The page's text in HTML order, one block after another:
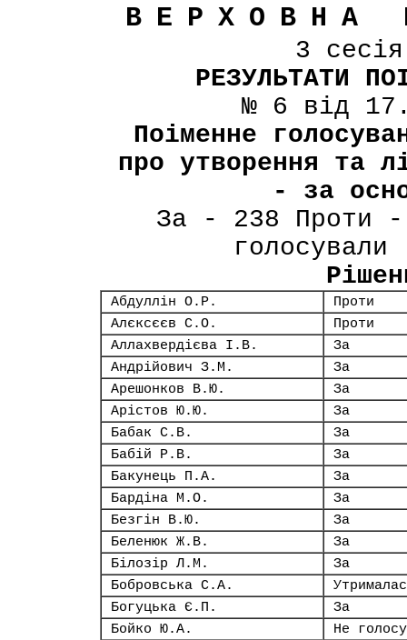
ВЕРХОВНА
3
РЕЗУЛЬТАТИ
№ 6 від
Поіменне
про утворення та
- за
За - 238 Проти
Абдуллін О.Р.
Проти
Алєксєєв С.О.
Проти
Аллахвердієва І.В.
За
Андрійович З.М.
За
Арешонков В.Ю.
За
Арістов Ю.Ю.
За
Бабак С.В.
За
Бабій Р.В.
За
Бакунець П.А.
За
Бардіна М.О.
За
Безгін В.Ю.
За
Беленюк Ж.В.
За
Білозір Л.М.
За
Бобровська С.А.
Богуцька Є.П.
За
Бойко Ю.А.
Не